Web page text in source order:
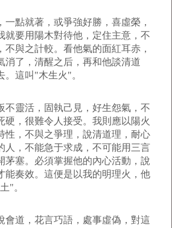
一點就著，或爭強好勝，喜虛榮，
就要用陽木對待他，定住主意，不
不與之計較。看他氣的面紅耳赤，
消了，清醒之后，再和他談清道
。這叫"木生火"。
不靈活，固執己見，好生怨氣，不
硬，很難令人接受。我則應以陽火
性，不與之爭理，說清道理，耐心
人，不能急于求成，不可能用三言
茅塞。必須掌握他的內心活動，說
能奏效。這便是以我的明理火，他
"。
會道，花言巧語，處事虛偽，對這